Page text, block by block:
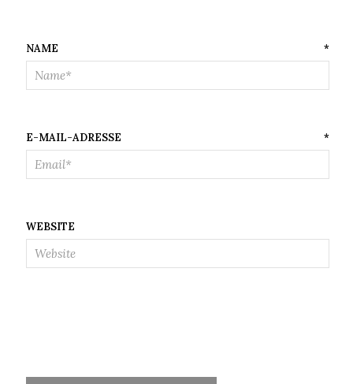
NAME *
E-MAIL-ADRESSE *
WEBSITE